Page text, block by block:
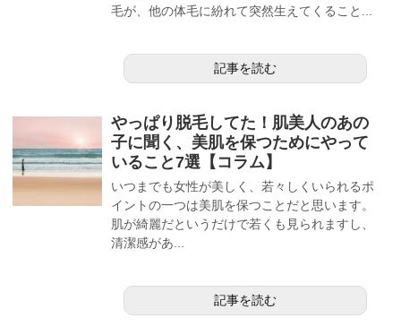
毛が、他の体毛に紛れて突然生えてくること...
記事を読む
やっぱり脱毛してた！肌美人のあの
子に聞く、美肌を保つためにやって
いること7選【コラム】
いつまでも女性が美しく、若々しくいられるポ
イントの一つは美肌を保つことだと思います。
肌が綺麗だというだけで若くも見られますし、
清潔感があ...
記事を読む